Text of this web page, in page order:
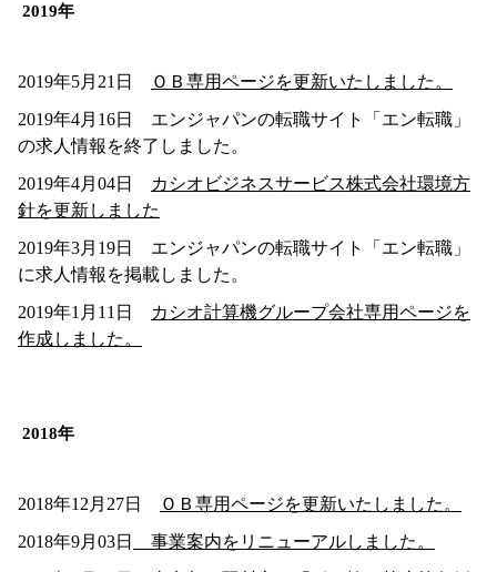
2019年
2019年5月21日
ＯＢ専用ページを更新いたしました。
2019年4月16日 エンジャパンの転職サイト「エン転職」
の求人情報を終了しました。
2019年4月04日
カシオビジネスサービス株式会社環境方
針を更新しました
2019年3月19日 エンジャパンの転職サイト「エン転職」
に求人情報を掲載しました。
2019年1月11日
カシオ計算機グループ会社専用ページを
作成しました。
2018年
2018年12月27日
ＯＢ専用ページを更新いたしました。
2018年9月03日
事業案内をリニューアルしました。